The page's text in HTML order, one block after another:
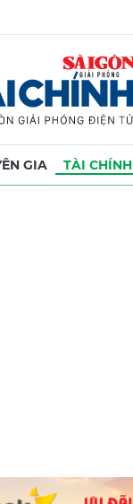
GIA TÀI CHÍNH